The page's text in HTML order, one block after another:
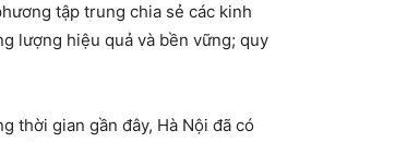
tập trung chia sẻ các kinh
lượng hiệu quả và bền vững; quy
thời gian gần đây, Hà Nội đã có